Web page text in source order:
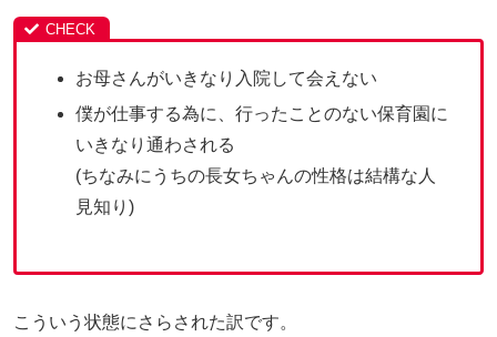
お母さんがいきなり入院して会えない
僕が仕事する為に、行ったことのない保育園に
いきなり通わされる
(ちなみにうちの長女ちゃんの性格は結構な人
見知り)
こういう状態にさらされた訳です。